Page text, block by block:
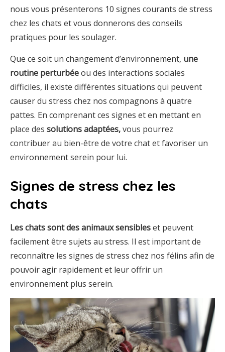
nous vous présenterons 10 signes courants de stress
chez les chats et vous donnerons des conseils
pratiques pour les soulager.
Que ce soit un changement d’environnement, une
routine perturbéeou des interactions sociales
difficiles, il existe différentes situations qui peuvent
causer du stress chez nos compagnons à quatre
pattes. En comprenant ces signes et en mettant en
place des solutions adaptées,vous pourrez
contribuer au bien-être de votre chat et favoriser un
environnement serein pour lui.
Signes de stress chez les
chats
Les chats sont des animaux sensibleset peuvent
facilement être sujets au stress. Il est important de
reconnaître les signes de stress chez nos félins afin de
pouvoir agir rapidement et leur offrir un
environnement plus serein.